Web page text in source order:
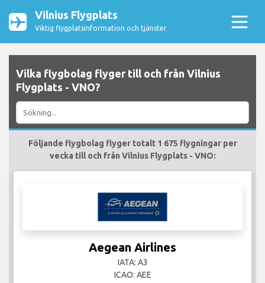
Vilnius Flygplats
Viktig flygplatsinformation och tjänster
Vilka flygbolag flyger till och från Vilnius
Flygplats - VNO?
Följande flygbolag flyger totalt 1 675 flygningar per
vecka till och från Vilnius Flygplats - VNO:
Aegean Airlines
IATA: A3
ICAO: AEE